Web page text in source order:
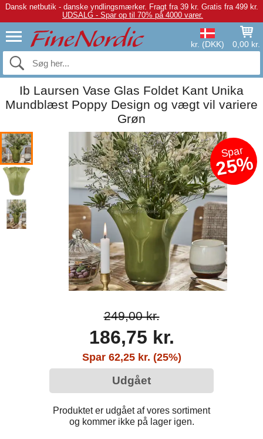
Dansk netbutik - danske yndlingsmærker. Fragt fra 39 kr. Gratis fra 499 kr.
UDSALG - Spar op til 70% på 4000 varer.
kr. (DKK) 0,00 kr.
Ib Laursen Vase Glas Foldet Kant Unika
Mundblæst Poppy Design og vægt vil variere
Grøn
Spar
25%
249,00 kr.
186,75 kr.
Spar 62,25 kr. (25%)
Udgået
Produktet er udgået af vores sortiment
og kommer ikke på lager igen.